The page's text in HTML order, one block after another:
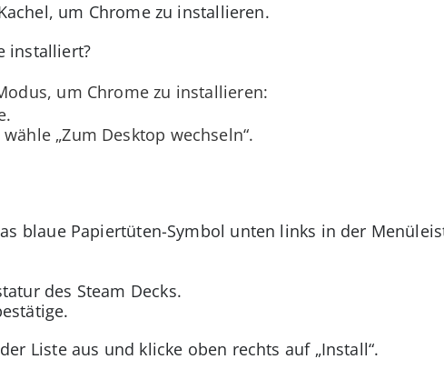
um Chrome zu installieren.
installiert?
um Chrome zu installieren:
„Zum Desktop wechseln“.
blaue Papiertüten-Symbol unten links in der
des Steam Decks.
Liste aus und klicke oben rechts auf „Install“.